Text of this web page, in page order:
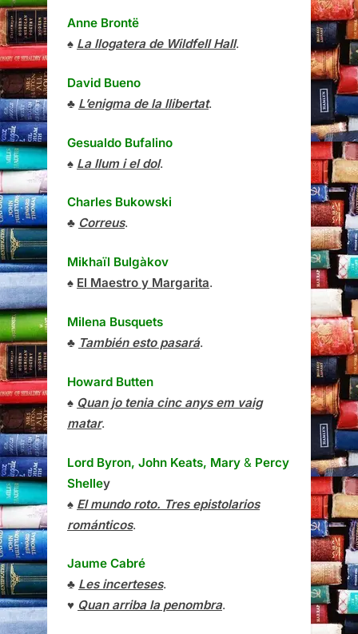
Anne Brontë
♠ La llogatera de Wildfell Hall.
David Bueno
♣ L’enigma de la llibertat.
Gesualdo Bufalino
♠ La llum i el dol.
Charles Bukowski
♣ Correus.
Mikhaïl Bulgàkov
♠ El Maestro y Margarita.
Milena Busquets
♣ También esto pasará.
Howard Butten
♠ Quan jo tenia cinc anys em vaig
matar.
Lord Byron, John Keats, Mary & Percy
Shelley
♠ El mundo roto. Tres epistolarios
románticos.
Jaume Cabré
♣ Les incerteses.
♥ Quan arriba la penombra.